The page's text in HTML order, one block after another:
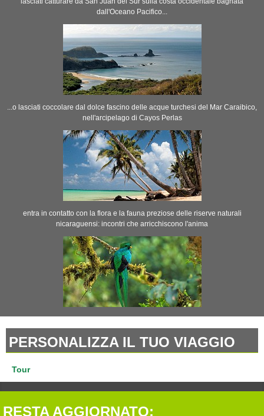
dall'Oceano Pacifico...
...o lasciati coccolare dal dolce fascino delle acque turchesi del Mar Caraibico,
nell'arcipelago di Cayos Perlas
entra in contatto con la flora e la fauna preziose delle riserve naturali
nicaraguensi: incontri che arricchiscono l'anima
PERSONALIZZA IL TUO VIAGGIO
Tour
RESTA AGGIORNATO: